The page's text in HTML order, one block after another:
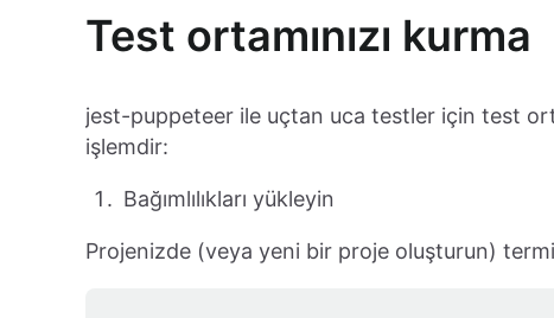
Test ortamınızı kurma
jest-puppeteer ile uçtan uca testler için test
işlemdir:
Bağımlılıkları yükleyin
Projenizde (veya yeni bir proje oluşturun)